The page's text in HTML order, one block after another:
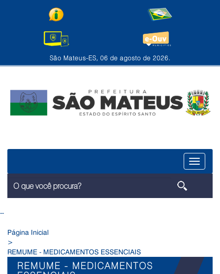
São Mateus-ES, 06 de agosto de 2026.
Menu
--
Página Inicial
>
REMUME - MEDICAMENTOS ESSENCIAIS
REMUME - MEDICAMENTOS